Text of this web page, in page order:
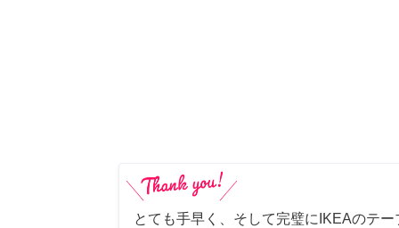
とても手早く、そして完璧にIKEAのテ